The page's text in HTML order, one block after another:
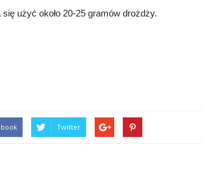
użyć około 20-25 gramów drożdży.
Twitter